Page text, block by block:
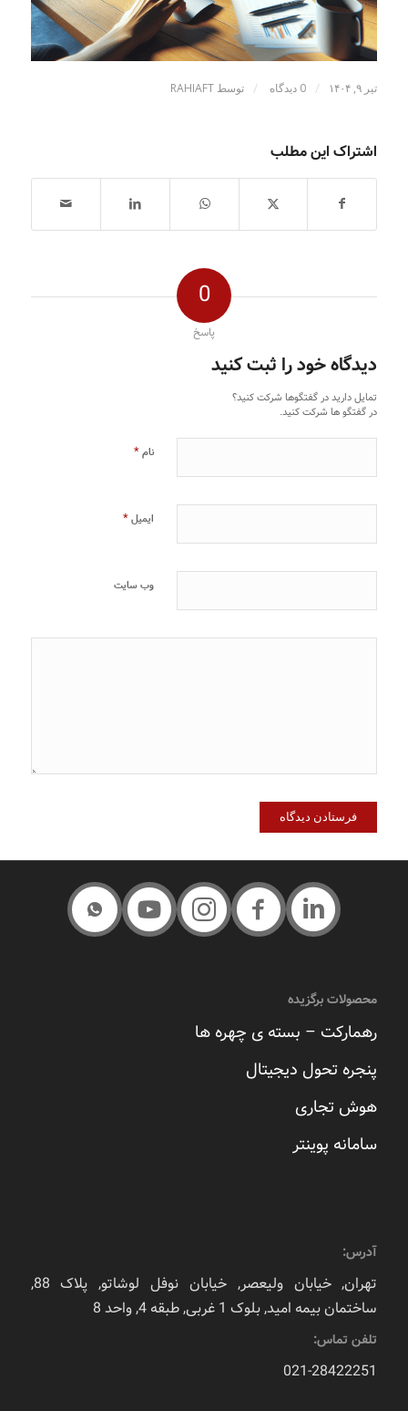
تیر ۹, ۱۴۰۴ / 0 دیدگاه / توسط RAHIAFT
اشتراک این مطلب
0
پاسخ
دیدگاه خود را ثبت کنید
تمایل دارید در گفتگوها شرکت کنید؟
در گفتگو ها شرکت کنید.
نام*
ایمیل*
وب‌ سایت
محصولات برگزیده
رهمارکت – بسته ی چهره ها
پنجره تحول دیجیتال
هوش تجاری
سامانه پوینتر
آدرس:
تهران, خیابان ولیعصر, خیابان نوفل لوشاتو, پلاک 88,
ساختمان بیمه امید, بلوک 1 غربی, طبقه 4, واحد 8
تلفن تماس:
021-28422251